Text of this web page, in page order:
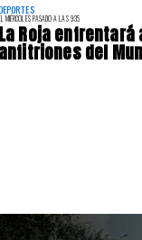
MIÉRCOLES PASADO A LAS 9:35
La Roja enfrentará
anfitriones del